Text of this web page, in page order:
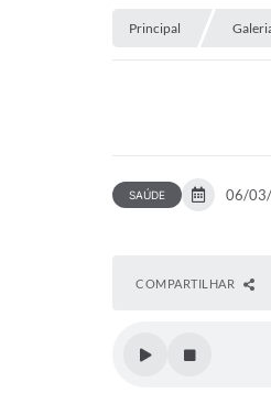
Principal
SAÚDE 06/
COMPARTILHAR